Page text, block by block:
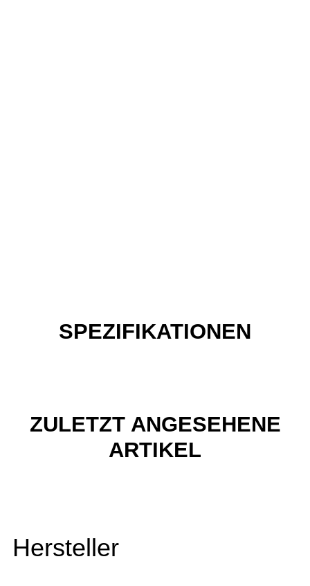
SPEZIFIKATIONEN
ZULETZT ANGESEHENE
ARTIKEL
Hersteller